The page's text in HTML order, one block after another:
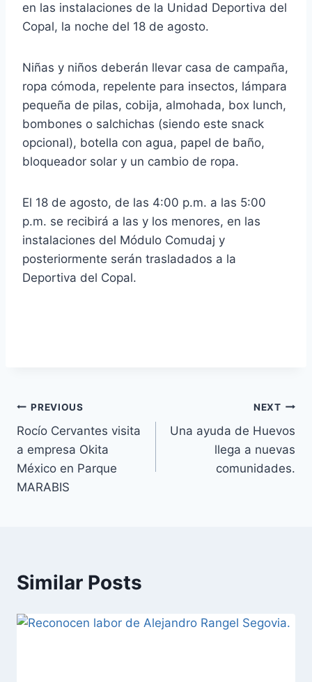
en las instalaciones de la Unidad Deportiva del
Copal, la noche del 18 de agosto.
Niñas y niños deberán llevar casa de campaña,
ropa cómoda, repelente para insectos, lámpara
pequeña de pilas, cobija, almohada, box lunch,
bombones o salchichas (siendo este snack
opcional), botella con agua, papel de baño,
bloqueador solar y un cambio de ropa.
El 18 de agosto, de las 4:00 p.m. a las 5:00
p.m. se recibirá a las y los menores, en las
instalaciones del Módulo Comudaj y
posteriormente serán trasladados a la
Deportiva del Copal.
PREVIOUS
Rocío Cervantes visita
a empresa Okita
México en Parque
MARABIS
NEXT
Una ayuda de Huevos
llega a nuevas
comunidades.
Similar Posts